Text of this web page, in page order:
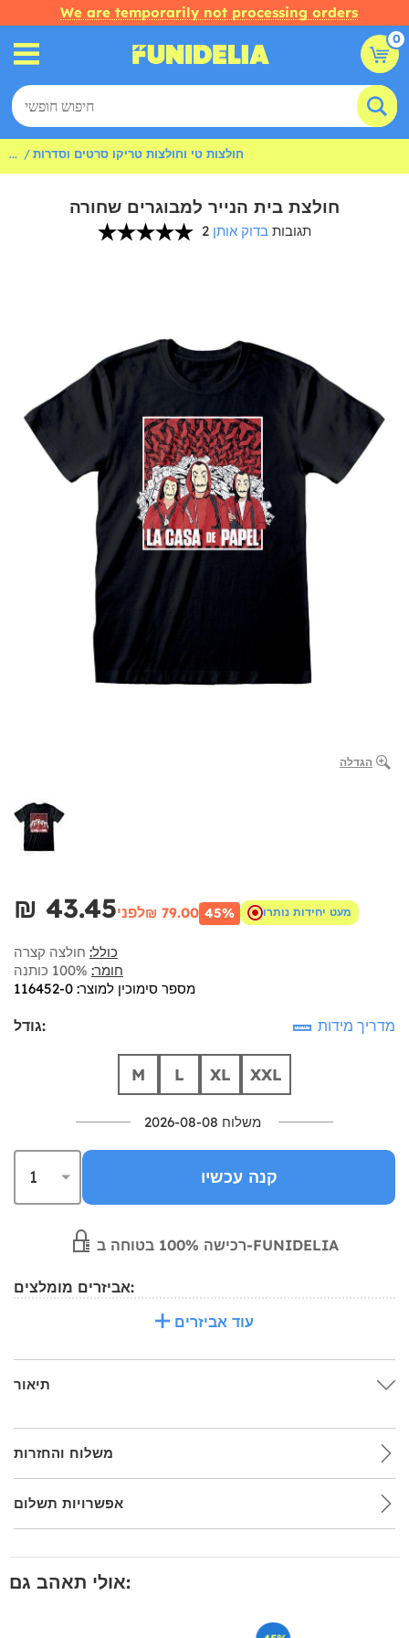
We are temporarily not processing orders
0
... חולצות טי וחולצות טריקו סרטים וסדרות
חולצת בית הנייר למבוגרים שחורה
2 תגובות בדוק אותן
הגדלה
₪‎ 43.45לפני₪‎ 79.00 45% מעט יחידות נותרו
כולל: חולצה קצרה
חומר:
מספר סימוכין למוצר: 116452-0
גודל: מדריך מידות
M L XL XXL
משלוח 2026-08-08
קנה עכשיו
רכישה 100% בטוחה ב-FUNIDELIA
אביזרים מומלצים:
עוד אביזרים
תיאור
משלוח והחזרות
אפשרויות תשלום
אולי תאהב גם: